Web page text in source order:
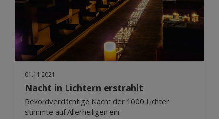
01.11.2021
Nacht in Lichtern erstrahlt
Rekordverdächtige Nacht der 1000 Lichter
stimmte auf Allerheiligen ein